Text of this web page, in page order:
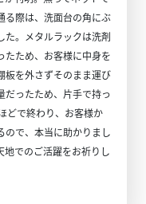
る際は、洗面台の角にぶ
た。メタルラックは洗剤
たため、お客様に中身を
板を外さずそのまま運び
だったため、片手で持っ
どで終わり、お客様か
ので、本当に助かりまし
地でのご活躍をお祈りし